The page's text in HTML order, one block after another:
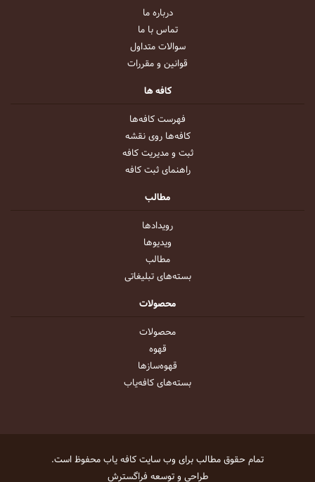
درباره ما
تماس با ما
سوالات متداول
قوانین و مقررات
کافه ها
فهرست کافه‌ها
کافه‌ها روی نقشه
ثبت و مدیریت کافه
راهنمای ثبت کافه
مطالب
رویداد‌ها
ویدیو‌ها
مطالب
بسته‌های تبلیغاتی
محصولات
محصولات
قهوه
قهوه‌ساز‌ها
بسته‌های کافه‌یاب
تمام حقوق مطالب برای وب سایتکافه یابمحفوظ است.
طراحی و توسعه فراگسترش